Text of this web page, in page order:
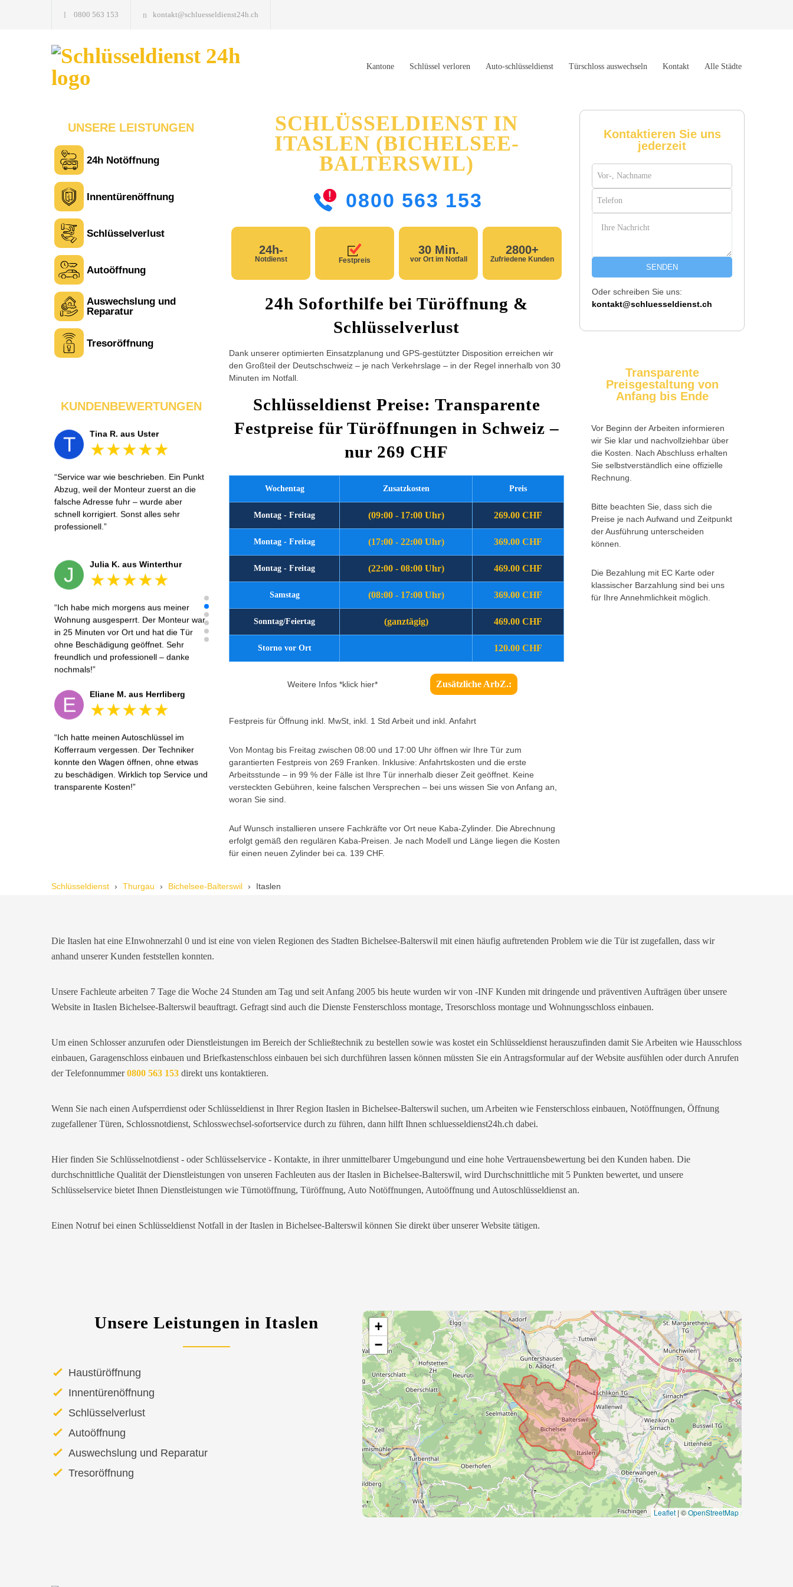
0800 563 153 kontakt@schluesseldienst24h.ch
Kantone Schlüssel verloren Auto-schlüsseldienst Türschloss auswechseln Kontakt Alle Städte
SCHLÜSSELDIENST IN
ITASLEN (BICHELSEE-
BALTERSWIL)
0800 563 153
24h-
Notdienst Festpreis
30 Min.
vor Ort im Notfall
2800+
Zufriedene Kunden
24h Soforthilfe bei Türöffnung &
Schlüsselverlust
Dank unserer optimierten Einsatzplanung und GPS-gestützter Disposition erreichen wir
den Großteil der Deutschschweiz – je nach Verkehrslage – in der Regel innerhalb von 30
Minuten im Notfall.
Schlüsseldienst Preise: Transparente
Festpreise für Türöffnungen in Schweiz –
nur 269 CHF
Wochentag Zusatzkosten Preis
Montag - Freitag (09:00 - 17:00 Uhr) 269.00 CHF
Montag - Freitag (17:00 - 22:00 Uhr) 369.00 CHF
Montag - Freitag (22:00 - 08:00 Uhr) 469.00 CHF
Samstag (08:00 - 17:00 Uhr) 369.00 CHF
Sonntag/Feiertag (ganztägig) 469.00 CHF
Storno vor Ort 120.00 CHF
Weitere Infos *klick hier* Zusätzliche ArbZ.:
Montag - Freitag (09:00 - 17:00 Uhr)
Montag - Freitag
Montag - Freitag (22:00 - 08:00 Uhr)
Samstag (08:00 - 17:00 Uhr)
Festpreis für Öffnung inkl. MwSt, inkl. 1 Std Arbeit und inkl. Anfahrt
Von Montag bis Freitag zwischen 08:00 und 17:00 Uhr öffnen wir Ihre Tür zum
garantierten Festpreis von 269 Franken. Inklusive: Anfahrtskosten und die erste
Arbeitsstunde – in 99 % der Fälle ist Ihre Tür innerhalb dieser Zeit geöffnet. Keine
versteckten Gebühren, keine falschen Versprechen – bei uns wissen Sie von Anfang an,
woran Sie sind.
Auf Wunsch installieren unsere Fachkräfte vor Ort neue Kaba-Zylinder. Die Abrechnung
erfolgt gemäß den regulären Kaba-Preisen. Je nach Modell und Länge liegen die Kosten
für einen neuen Zylinder bei ca. 139 CHF.
UNSERE LEISTUNGEN
24h Notöffnung
Innentürenöffnung
Schlüsselverlust
Autoöffnung
Auswechslung und
Reparatur
Tresoröffnung
KUNDENBEWERTUNGEN
L Laura M. aus Zürich
Sehr freundlich am Telefon und vor Ort.
Die Türöffnung ging schnell, aber ich
T Tina R. aus Uster
Service war wie beschrieben. Ein Punkt
Abzug, weil der Monteur zuerst an die
falsche Adresse fuhr – wurde aber
schnell korrigiert. Sonst alles sehr
professionell.
J Julia K. aus Winterthur
Ich habe mich morgens aus meiner
Wohnung ausgesperrt. Der Monteur war
in 25 Minuten vor Ort und hat die Tür
ohne Beschädigung geöffnet. Sehr
freundlich und professionell – danke
nochmals!
E Eliane M. aus Herrliberg
Ich hatte meinen Autoschlüssel im
Kofferraum vergessen. Der Techniker
konnte den Wagen öffnen, ohne etwas
zu beschädigen. Wirklich top Service und
transparente Kosten!
aufgebrochen werden, aber der
M Michael B. aus Bassersdorf
Ich musste wegen eines
abgebrochenen Schlüssels den Service
verfügbar. Kam am nächsten Tag.
Trotzdem zufrieden.
Zuverlässiger Service bei einem
Preis war leicht höher als erwartet – aber
nachvollziehbar erklärt.
N
Kontaktieren Sie uns
jederzeit
SENDEN
Oder schreiben Sie uns:
kontakt@schluesseldienst.ch
Transparente
Preisgestaltung von
Anfang bis Ende
Vor Beginn der Arbeiten informieren
wir Sie klar und nachvollziehbar über
die Kosten. Nach Abschluss erhalten
Sie selbstverständlich eine offizielle
Rechnung.
Bitte beachten Sie, dass sich die
Preise je nach Aufwand und Zeitpunkt
der Ausführung unterscheiden
können.
Die Bezahlung mit EC Karte oder
klassischer Barzahlung sind bei uns
für Ihre Annehmlichkeit möglich.
Schlüsseldienst Thurgau Bichelsee-Balterswil Itaslen
Die Itaslen hat eine EInwohnerzahl 0 und ist eine von vielen Regionen des Stadten Bichelsee-Balterswil mit einen häufig auftretenden Problem wie die Tür ist zugefallen, dass wir
anhand unserer Kunden feststellen konnten.
Unsere Fachleute arbeiten 7 Tage die Woche 24 Stunden am Tag und seit Anfang 2005 bis heute wurden wir von -INF Kunden mit dringende und präventiven Aufträgen über unsere
Website in Itaslen Bichelsee-Balterswil beauftragt. Gefragt sind auch die Dienste Fensterschloss montage, Tresorschloss montage und Wohnungsschloss einbauen.
Um einen Schlosser anzurufen oder Dienstleistungen im Bereich der Schließtechnik zu bestellen sowie was kostet ein Schlüsseldienst herauszufinden damit Sie Arbeiten wie Hausschloss
einbauen, Garagenschloss einbauen und Briefkastenschloss einbauen bei sich durchführen lassen können müssten Sie ein Antragsformular auf der Website ausfühlen oder durch Anrufen
der Telefonnummer0800 563 153 direkt uns kontaktieren.
Wenn Sie nach einen Aufsperrdienst oder Schlüsseldienst in Ihrer Region Itaslen in Bichelsee-Balterswil suchen, um Arbeiten wie Fensterschloss einbauen, Notöffnungen, Öffnung
zugefallener Türen, Schlossnotdienst, Schlosswechsel-sofortservice durch zu führen, dann hilft Ihnen schluesseldienst24h.ch dabei.
Hier finden Sie Schlüsselnotdienst - oder Schlüsselservice - Kontakte, in ihrer unmittelbarer Umgebungund und eine hohe Vertrauensbewertung bei den Kunden haben. Die
durchschnittliche Qualität der Dienstleistungen von unseren Fachleuten aus der Itaslen in Bichelsee-Balterswil, wird Durchschnittliche mit 5 Punkten bewertet, und unsere
Schlüsselservice bietet Ihnen Dienstleistungen wie Türnotöffnung, Türöffnung, Auto Notöffnungen, Autoöffnung und Autoschlüsseldienst an.
Einen Notruf bei einen Schlüsseldienst Notfall in der Itaslen in Bichelsee-Balterswil können Sie direkt über unserer Website tätigen.
Unsere Leistungen in Itaslen
Haustüröffnung
Innentürenöffnung
Schlüsselverlust
Autoöffnung
Auswechslung und Reparatur
Tresoröffnung
+
−
Leaflet | ©OpenStreetMap